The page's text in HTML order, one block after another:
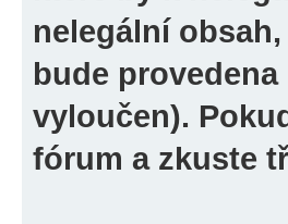
nelegální
bude
vyloučen).
fórum a zkuste